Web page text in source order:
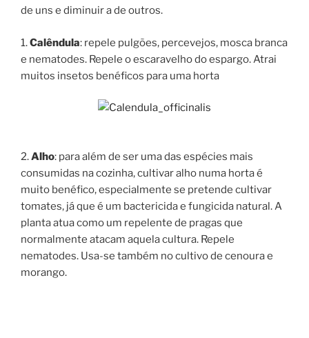
de uns e diminuir a de outros.
1.Calêndula: repele pulgões, percevejos, mosca branca
e nematodes. Repele o escaravelho do espargo. Atrai
muitos insetos benéficos para uma horta
2.Alho: para além de ser uma das espécies mais
consumidas na cozinha, cultivar alho numa horta é
muito benéfico, especialmente se pretende cultivar
tomates, já que é um bactericida e fungicida natural. A
planta atua como um repelente de pragas que
normalmente atacam aquela cultura. Repele
nematodes. Usa-se também no cultivo de cenoura e
morango.